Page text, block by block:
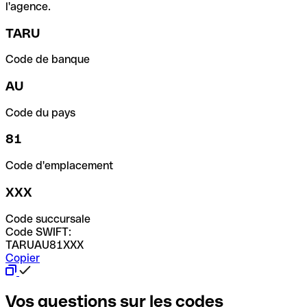
l'agence.
TARU
Code de banque
AU
Code du pays
81
Code d'emplacement
XXX
Code succursale
Code SWIFT:
TARUAU81XXX
Copier
Vos questions sur les codes